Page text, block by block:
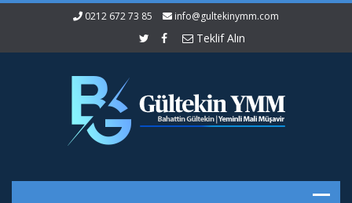
0212 672 73 85 info@gultekinymm.com
Teklif Alın